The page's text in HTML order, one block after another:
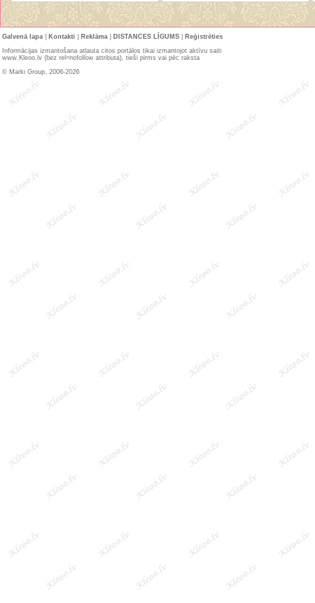
Galvenā lapa Kontakti Reklāma DISTANCES LĪGUMS
Reģistrēties
Informācijas izmantošana atļauta citos portālos tikai izmantojot aktīvu saiti
www.Kleoo.lv (bez rel=nofollow attributa), tieši pirms vai pēc raksta
© Marki Group, 2006-2026